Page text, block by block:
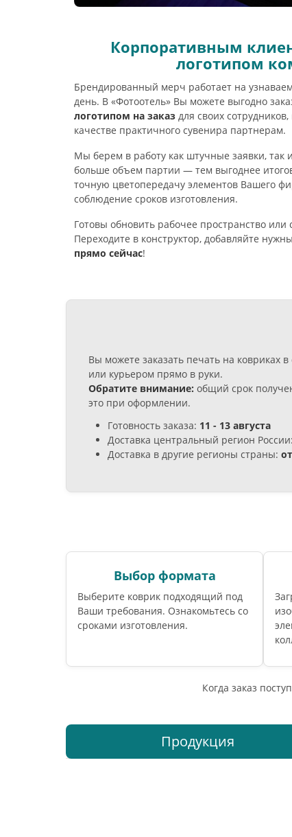
Корпоративным
логотипом
Брендированный мерч работает на
день. В «Фотоотель» Вы можете выгодно
логотипом на заказ для своих
качестве практичного сувенира партнерам.
Мы берем в работу как штучные заявки,
больше объем партии — тем выгоднее
точную цветопередачу элементов Вашего
соблюдение сроков изготовления.
Готовы обновить рабочее пространство
Переходите в конструктор, добавляйте
прямо сейчас!
Вы можете заказать печать на ковриках
или курьером прямо в руки.
Обратите внимание: общий срок
это при оформлении.
Готовность заказа: 11 - 13 августа
Доставка центральный регион России:
Доставка в другие регионы страны:
Выбор формата
Выберите коврик подходящий под
Ваши требования. Ознакомьтесь со
сроками изготовления.
Когда заказ
Продукция